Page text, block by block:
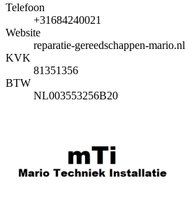
Telefoon
+31684240021
Website
reparatie-gereedschappen-mario.nl
KVK
81351356
BTW
NL003553256B20